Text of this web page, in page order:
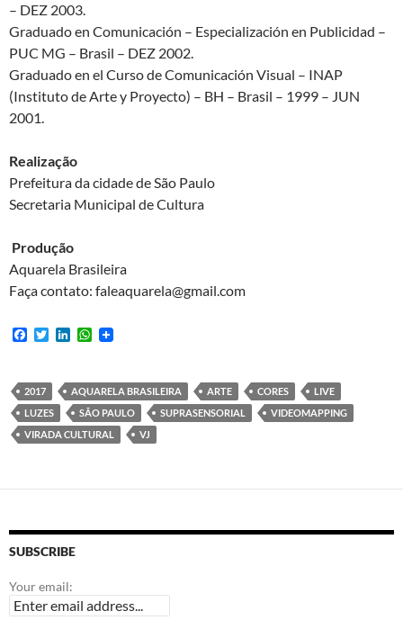
– DEZ 2003.
Graduado en Comunicación – Especialización en Publicidad –
PUC MG – Brasil – DEZ 2002.
Graduado en el Curso de Comunicación Visual – INAP
(Instituto de Arte y Proyecto) – BH – Brasil – 1999 – JUN
2001.
Realização
Prefeitura da cidade de São Paulo
Secretaria Municipal de Cultura
Produção
Aquarela Brasileira
Faça contato: faleaquarela@gmail.com
F
b
o
o
k
T
e
r
e
d
I
n
W
s
A
p
p
2017 AQUARELA BRASILEIRA ARTE CORES
LIVE
LUZES
SÃO PAULO SUPRASENSORIAL
VIDEOMAPPING
VIRADA CULTURAL
VJ
SUBSCRIBE
Your email: